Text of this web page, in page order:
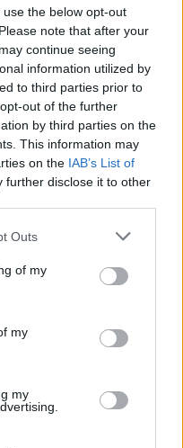
the below opt-out
note that after your
continue seeing
information utilized by
to third parties prior to
out of the further
by third parties on the
This information may
on the IAB’s List of
further disclose it to other
Outs
of my
my
my
do
VII) –
na ulicy –
–